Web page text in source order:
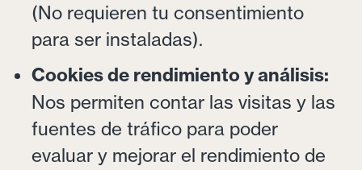
(No requieren tu consentimiento
para ser instaladas).
Cookies de rendimiento y análisis:
Nos permiten contar las visitas y las
fuentes de tráfico para poder
evaluar y mejorar el rendimiento de